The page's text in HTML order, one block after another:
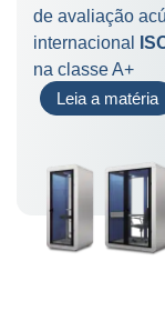
de avaliação
internacional
na classe A+
Leia a matéria